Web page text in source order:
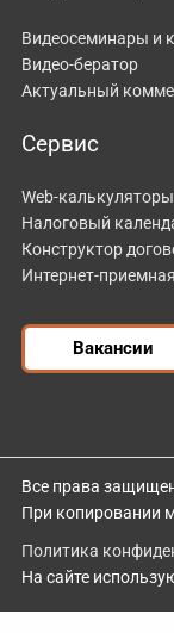
Видеосеминары и
Видео-бератор
Актуальный
Сервис
Web-калькуляторы
Налоговый
Конструктор
Интернет-приемная
Вакансии
Все права
При копировании
Политика
На сайте